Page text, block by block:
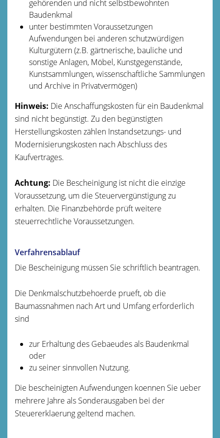
gehörenden und nicht selbstbewohnten
Baudenkmal
unter bestimmten Voraussetzungen
Aufwendungen bei anderen schutzwürdigen
Kulturgütern (z.B. gärtnerische, bauliche und
sonstige Anlagen, Möbel, Kunstgegenstände,
Kunstsammlungen, wissenschaftliche Sammlungen
und Archive in Privatvermögen)
Hinweis: Die Anschaffungskosten für ein Baudenkmal
sind nicht begünstigt. Zu den begünstigten
Herstellungskosten zählen Instandsetzungs- und
Modernisierungskosten nach Abschluss des
Kaufvertrages.
Achtung: Die Bescheinigung ist nicht die einzige
Voraussetzung, um die Steuervergünstigung zu
erhalten. Die Finanzbehörde prüft weitere
steuerrechtliche Voraussetzungen.
Verfahrensablauf
Die Bescheinigung müssen Sie schriftlich beantragen.
Die Denkmalschutzbehoerde prueft, ob die
Baumassnahmen nach Art und Umfang erforderlich
sind
zur Erhaltung des Gebaeudes als Baudenkmal
oder
zu seiner sinnvollen Nutzung.
Die bescheinigten Aufwendungen koennen Sie ueber
mehrere Jahre als Sonderausgaben bei der
Steuererklaerung geltend machen.